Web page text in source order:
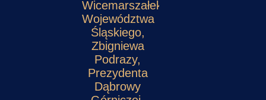
Wicemarszałek
Województwa
Śląskiego,
Zbigniewa
Podrazy,
Prezydenta
Dąbrowy